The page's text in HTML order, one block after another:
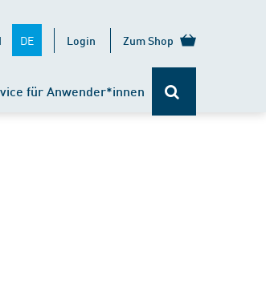
DE Login Zum Shop
für Anwender*innen